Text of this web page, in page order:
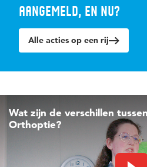
Aangemeld, en nu?
Alle acties op een rij
Wat zijn de verschillen
Orthoptie?